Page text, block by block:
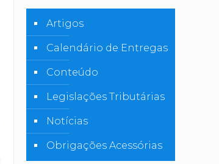
Artigos
Calendário de Entregas
Conteúdo
Legislações Tributárias
Notícias
Obrigações Acessórias